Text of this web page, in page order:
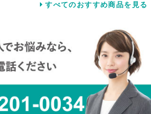
すべてのおすすめ商品を見る